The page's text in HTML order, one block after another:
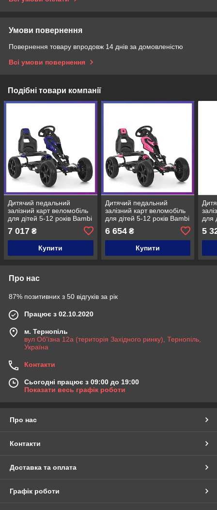
Умови повернення
Повернення товару впродовж 14 днів за домовленістю
Всі умови повернення
Подібні товари компанії
Дитячий педальний
залізний карт веломобіль
для дітей 5-12 років Bambi
7 017 ₴
Купити
Дитячий педальний
залізний карт веломобіль
для дітей 5-12 років Bambi
1504-2-8 Чорно-рожевий
6 654₴
Купити
для
5
Про нас
87% позитивних з 50 відгуків за рік
Працює з 02.10.2020
м. Тернопіль
вул Об'їзна 12а (територія Західного ринку), Тернопіль,
Україна
Контакти
Сьогодні працює з 09:00 до 19:00
Показати весь графік роботи
Про нас
Контакти
Доставка та оплата
Графік роботи